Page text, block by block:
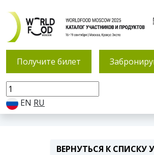
Получите билет
EN RU
ВЕРНУТЬСЯ К СПИСКУ